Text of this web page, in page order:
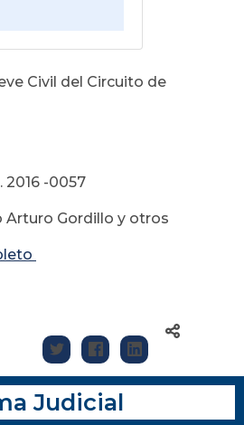
Civil del Circuito de
2016 -0057
Gordillo y otros
Judicial